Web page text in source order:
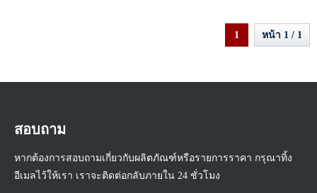
1 หน้า 1 / 1
สอบถาม
หากต้องการสอบถามเกี่ยวกับผลิตภัณฑ์หรือรายการราคา กรุณาทิ้ง
อีเมลไว้ให้เรา เราจะติดต่อกลับภายใน 24 ชั่วโมง